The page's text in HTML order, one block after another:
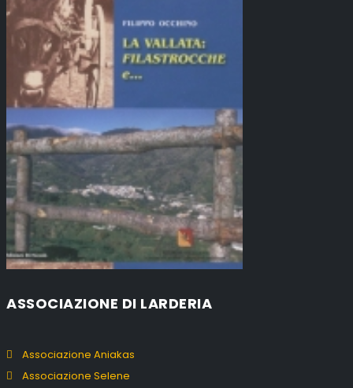
ASSOCIAZIONE DI LARDERIA
Associazione Aniakas
Associazione Selene